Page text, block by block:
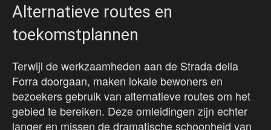
Alternatieve routes en
toekomstplannen
Terwijl de werkzaamheden aan de Strada della
Forra doorgaan, maken lokale bewoners en
bezoekers gebruik van alternatieve routes om het
gebied te bereiken. Deze omleidingen zijn echter
langer en missen de dramatische schoonheid van